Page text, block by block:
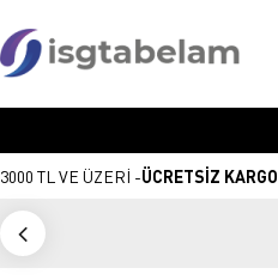
3000 TL VE ÜZERİ -ÜCRETSİZ KARGO